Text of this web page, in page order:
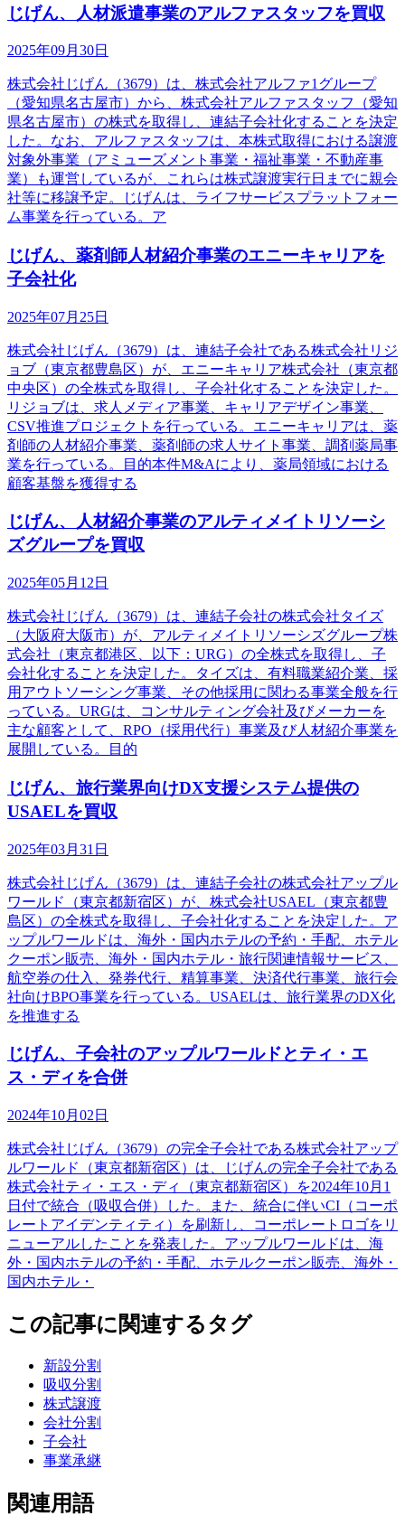
じげん、人材派遣事業のアルファスタッフを買収
2025年09月30日
株式会社じげん（3679）は、株式会社アルファ1グループ
（愛知県名古屋市）から、株式会社アルファスタッフ（愛知
県名古屋市）の株式を取得し、連結子会社化することを決定
した。なお、アルファスタッフは、本株式取得における譲渡
対象外事業（アミューズメント事業・福祉事業・不動産事
業）も運営しているが、これらは株式譲渡実行日までに親会
社等に移譲予定。じげんは、ライフサービスプラットフォー
ム事業を行っている。ア
じげん、薬剤師人材紹介事業のエニーキャリアを
子会社化
2025年07月25日
株式会社じげん（3679）は、連結子会社である株式会社リジ
ョブ（東京都豊島区）が、エニーキャリア株式会社（東京都
中央区）の全株式を取得し、子会社化することを決定した。
リジョブは、求人メディア事業、キャリアデザイン事業、
CSV推進プロジェクトを行っている。エニーキャリアは、薬
剤師の人材紹介事業、薬剤師の求人サイト事業、調剤薬局事
業を行っている。目的本件M&Aにより、薬局領域における
顧客基盤を獲得する
じげん、人材紹介事業のアルティメイトリソーシ
ズグループを買収
2025年05月12日
株式会社じげん（3679）は、連結子会社の株式会社タイズ
（大阪府大阪市）が、アルティメイトリソーシズグループ株
式会社（東京都港区、以下：URG）の全株式を取得し、子
会社化することを決定した。タイズは、有料職業紹介業、採
用アウトソーシング事業、その他採用に関わる事業全般を行
っている。URGは、コンサルティング会社及びメーカーを
主な顧客として、RPO（採用代行）事業及び人材紹介事業を
展開している。目的
じげん、旅行業界向けDX支援システム提供の
USAELを買収
2025年03月31日
株式会社じげん（3679）は、連結子会社の株式会社アップル
ワールド（東京都新宿区）が、株式会社USAEL（東京都豊
島区）の全株式を取得し、子会社化することを決定した。ア
ップルワールドは、海外・国内ホテルの予約・手配、ホテル
クーポン販売、海外・国内ホテル・旅行関連情報サービス、
航空券の仕入、発券代行、精算事業、決済代行事業、旅行会
社向けBPO事業を行っている。USAELは、旅行業界のDX化
を推進する
じげん、子会社のアップルワールドとティ・エ
ス・ディを合併
2024年10月02日
株式会社じげん（3679）の完全子会社である株式会社アップ
ルワールド（東京都新宿区）は、じげんの完全子会社である
株式会社ティ・エス・ディ（東京都新宿区）を2024年10月1
日付で統合（吸収合併）した。また、統合に伴いCI（コーポ
レートアイデンティティ）を刷新し、コーポレートロゴをリ
ニューアルしたことを発表した。アップルワールドは、海
外・国内ホテルの予約・手配、ホテルクーポン販売、海外・
国内ホテル・
この記事に関連するタグ
新設分割
吸収分割
株式譲渡
会社分割
子会社
事業承継
関連用語